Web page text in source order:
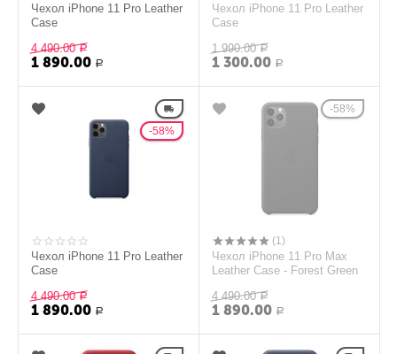
Чехол iPhone 11 Pro Leather
Case
4 490.00 Р
1 890.00 Р
Чехол iPhone 11 Pro Leather
Case
1 990.00 Р
1 300.00 Р
58%
Чехол iPhone 11 Pro Leather
Case
4 490.00 Р
1 890.00 Р
58%
(1)
Чехол iPhone 11 Pro Max
Leather Case - Forest Green
4 490.00 Р
1 890.00 Р